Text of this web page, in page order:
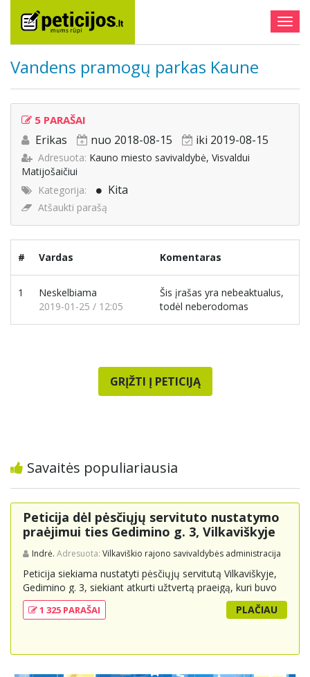
Vandens pramogų parkas Kaune
5 PARAŠAI
Erikas nuo 2018-08-15 iki 2019-08-15
Adresuota: Kauno miesto savivaldybė, Visvaldui
Matijošaičiui
Kategorija:
Kita
Atšaukti parašą
# Vardas Komentaras
1
Neskelbiama
2019-01-25 / 12:05
Šis įrašas yra nebeaktualus,
todėl neberodomas
GRĮŽTI Į PETICIJĄ
Savaitės populiariausia
Peticija dėl pėsčiųjų servituto nustatymo
praėjimui ties Gedimino g. 3, Vilkaviškyje
Indrė. Adresuota: Vilkaviškio rajono savivaldybės administracija
Peticija siekiama nustatyti pėsčiųjų servitutą Vilkaviškyje,
Gedimino g. 3, siekiant atkurti užtvertą praeigą, kuri buvo
svarbi miesto gyventojams ir svečiams kaip kasdienė
jungtis tarp automobilių stovėjimo vietų, miesto centro ir
teisinių sprendimų, kurie leistų ją išlaikyti viešajam
1 325 PARAŠAI PLAČIAU